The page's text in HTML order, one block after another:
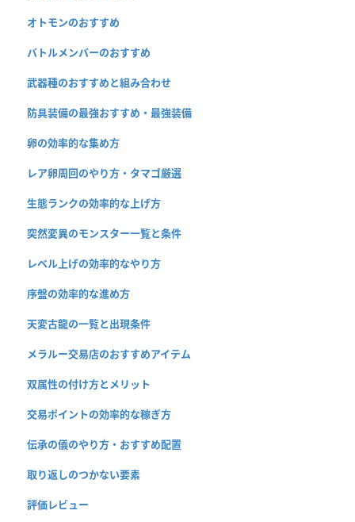
オトモンのおすすめ
バトルメンバーのおすすめ
武器種のおすすめと組み合わせ
防具装備の最強おすすめ・最強装備
卵の効率的な集め方
レア卵周回のやり方・タマゴ厳選
生態ランクの効率的な上げ方
突然変異のモンスター一覧と条件
レベル上げの効率的なやり方
序盤の効率的な進め方
天変古龍の一覧と出現条件
メラルー交易店のおすすめアイテム
双属性の付け方とメリット
交易ポイントの効率的な稼ぎ方
伝承の儀のやり方・おすすめ配置
取り返しのつかない要素
評価レビュー